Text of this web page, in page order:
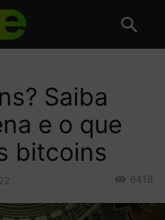
Saiba
e o que
bitcoins
6418